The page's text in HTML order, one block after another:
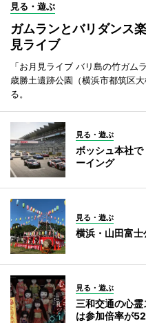
見る・遊ぶ
ガムランとバリダンス
見ライブ
「お月見ライブ バリ島の竹ガム
歳勝土遺跡公園（横浜市都筑区
る。
見る・遊ぶ
ボッシュ本社で
ーイング
見る・遊ぶ
横浜・山田富
見る・遊ぶ
三和交通の心
は参加倍率が